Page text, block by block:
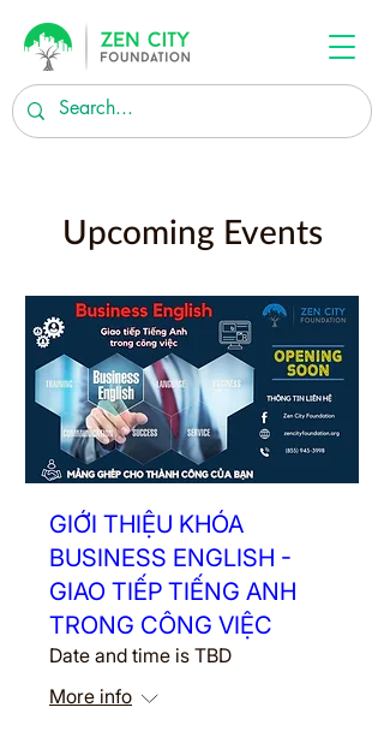
Upcoming Events
GIỚI THIỆU KHÓA
BUSINESS ENGLISH -
GIAO TIẾP TIẾNG ANH
TRONG CÔNG VIỆC
Date and time is TBD
More info